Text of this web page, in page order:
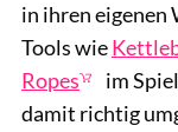
in ihren eigenen
Tools wie
Ropes
im
damit richtig